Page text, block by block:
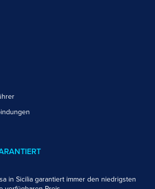
in Sicilia garantiert immer den niedrigsten